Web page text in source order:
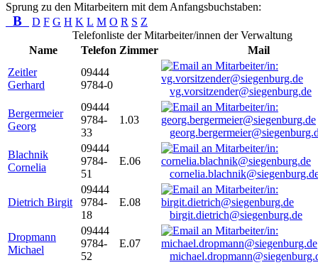
Sprung zu den Mitarbeitern mit dem Anfangsbuchstaben:
B D F G H K L M O R S Z
Telefonliste der Mitarbeiter/innen der Verwaltung
Name
Telefon Zimmer
Mail
Zeitler
Gerhard
09444
9784-0
vg.vorsitzender@siegenburg.de
Bergermeier
Georg
09444
9784-
33
1.03
Blachnik
Cornelia
09444
9784-
51
E.06
Dietrich Birgit
09444
9784-
18
E.08
birgit.dietrich@siegenburg.de
Dropmann
Michael
09444
9784-
52
E.07